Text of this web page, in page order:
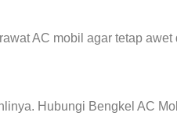
AC mobil agar tetap awet
Hubungi Bengkel AC